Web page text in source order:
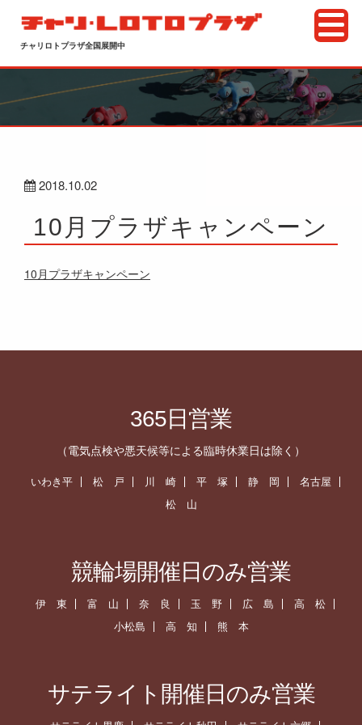
チャリロトプラザ全国展開中
2018.10.02
10月プラザキャンペーン
10月プラザキャンペーン
365日営業
（電気点検や悪天候等による臨時休業日は除く）
いわき平 松 戸 川 崎 平 塚 静 岡
名古屋
松 山
競輪場開催日のみ営業
伊 東 富 山 奈 良 玉 野 広 島
高 松
小松島
高 知 熊 本
サテライト開催日のみ営業